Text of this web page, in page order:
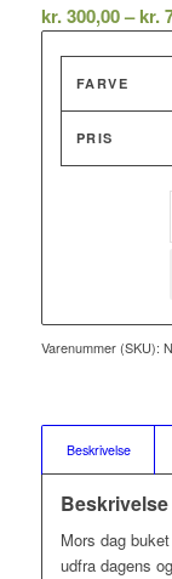
kr.300,00– kr.
FARVE
PRIS
Varenummer (SKU):
Beskrivelse
Beskrivelse
Mors dag
udfra dagens